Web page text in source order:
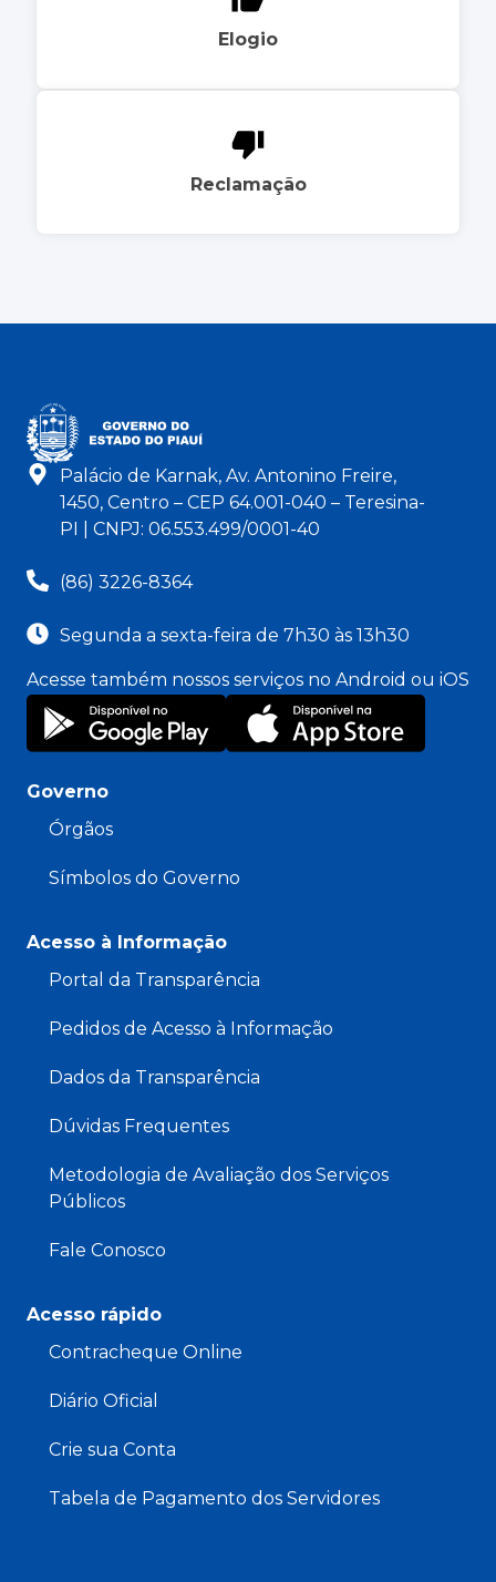
Elogio
Reclamação
Palácio de Karnak, Av. Antonino Freire,
1450, Centro – CEP 64.001-040 – Teresina-
PI | CNPJ: 06.553.499/0001-40
(86) 3226-8364
Segunda a sexta-feira de 7h30 às 13h30
Acesse também nossos serviços no Android ou iOS
Governo
Órgãos
Símbolos do Governo
Acesso à Informação
Portal da Transparência
Pedidos de Acesso à Informação
Dados da Transparência
Dúvidas Frequentes
Metodologia de Avaliação dos Serviços
Públicos
Fale Conosco
Acesso rápido
Contracheque Online
Diário Oficial
Crie sua Conta
Tabela de Pagamento dos Servidores